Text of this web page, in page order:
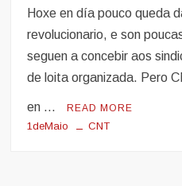
Hoxe en día pouco queda
revolucionario, e son
seguen a concebir aos
de loita organizada. Pero
en … READ MORE
1deMaio CNT